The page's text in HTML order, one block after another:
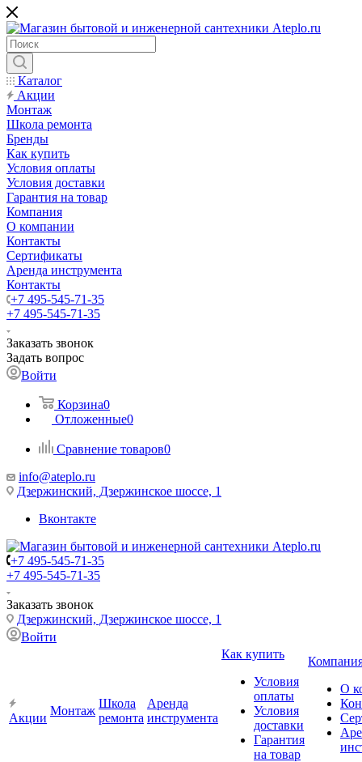
Каталог
Акции
Монтаж
Школа ремонта
Бренды
Как купить
Условия оплаты
Условия доставки
Гарантия на товар
Компания
О компании
Контакты
Сертификаты
Аренда инструмента
Контакты
+7 495-545-71-35
+7 495-545-71-35
Заказать звонок
Задать вопрос
Войти
Корзина0
Отложенные0
Сравнение товаров0
info@ateplo.ru
Дзержинский, Дзержинское шоссе, 1
Вконтакте
+7 495-545-71-35
+7 495-545-71-35
Заказать звонок
Дзержинский, Дзержинское шоссе, 1
Войти
Акции
Монтаж
Школа
ремонта
Аренда
инструмента
Как купить
Условия
оплаты
Условия
доставки
Гарантия
на товар
О